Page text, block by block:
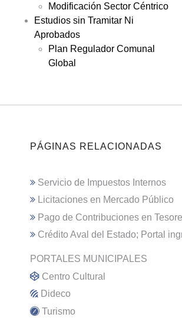
Modificación Sector Céntrico
Estudios sin Tramitar Ni
Aprobados
Plan Regulador Comunal
Global
PÁGINAS RELACIONADAS
Servicio de Impuestos Internos
Licitaciones en Mercado Público
Pago de Contribuciones en
Crédito Aval del Estado; Portal
PORTALES MUNICIPALES
Centro Cultural
Dideco
Turismo